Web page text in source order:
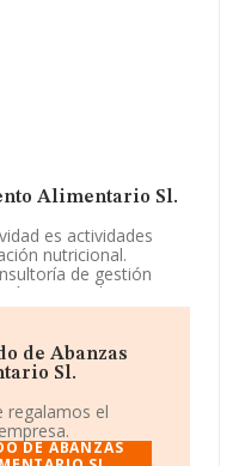
Alimentario Sl.
es actividades
nutricional.
de gestión
venta de cursos,
planes
sociedad está
Su actividad CNAE
compañía no tiene
. Puedes
de Abanzas
Sl.
regalamos el
DE ABANZAS